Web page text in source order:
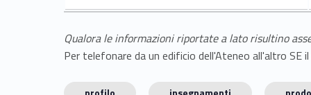
Qualora le informazioni riportate a lato risultino
Per telefonare da un edificio dell'Ateneo all'altro